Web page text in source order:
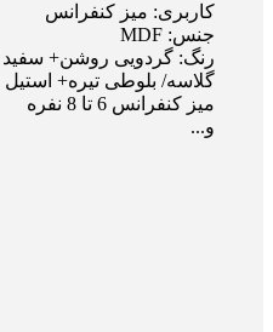
کاربری: میز کنفرانس
جنس: MDF
رنگ: گردویی روشن+
گلاسه/ بلوطی تیره+
میز کنفرانس 6 تا 8 نفره
و...